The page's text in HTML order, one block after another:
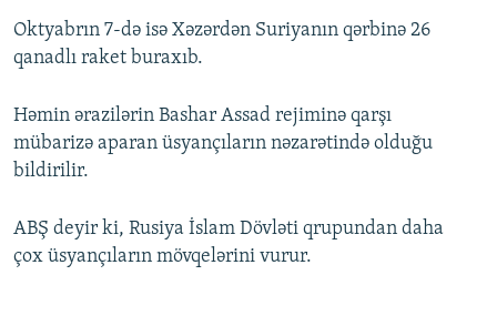
Oktyabrın 7-də isə Xəzərdən Suriyanın qərbinə 26
qanadlı raket buraxıb.
Həmin ərazilərin Bashar Assad rejiminə qarşı
mübarizə aparan üsyançıların nəzarətində olduğu
bildirilir.
ABŞ deyir ki, Rusiya İslam Dövləti qrupundan daha
çox üsyançıların mövqelərini vurur.